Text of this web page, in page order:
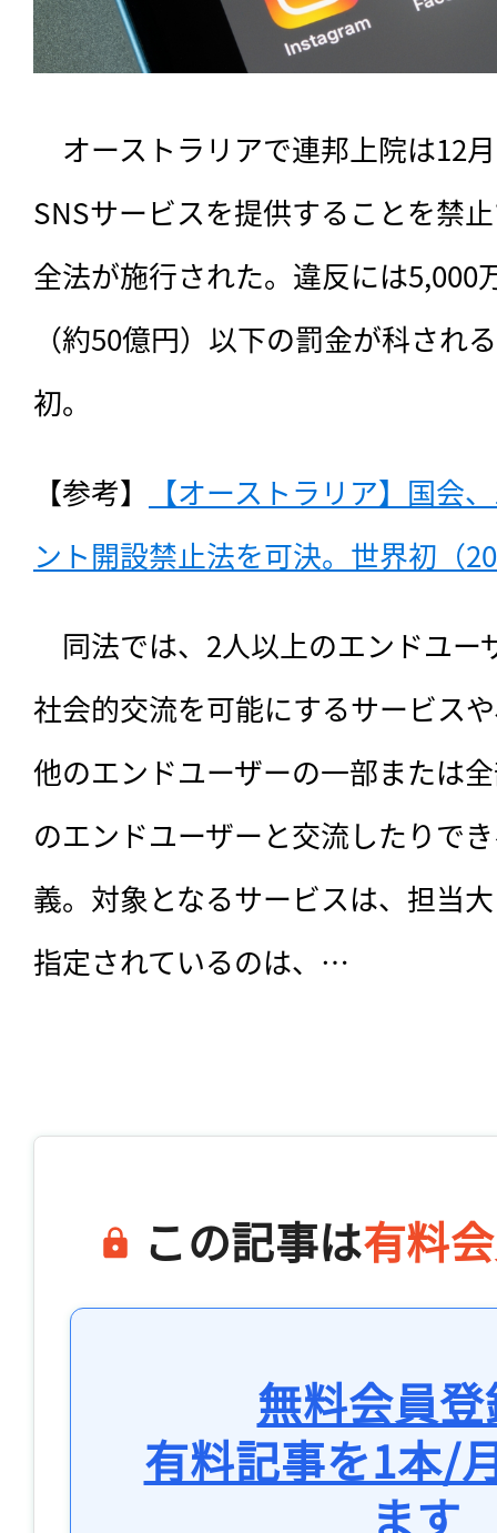
オーストラリアで連邦上院は12
SNSサービスを提供することを禁
全法が施行された。違反には5,000
（約50億円）以下の罰金が科され
初。
【参考】
【オーストラリア】国会
ント開設禁止法を可決。世界初（
同法では、2人以上のエンドユー
社会的交流を可能にするサービス
他のエンドユーザーの一部または
のエンドユーザーと交流したりで
義。対象となるサービスは、担当
指定されているのは、…
この記事は有料
無料会員
有料記事を1本/
ます